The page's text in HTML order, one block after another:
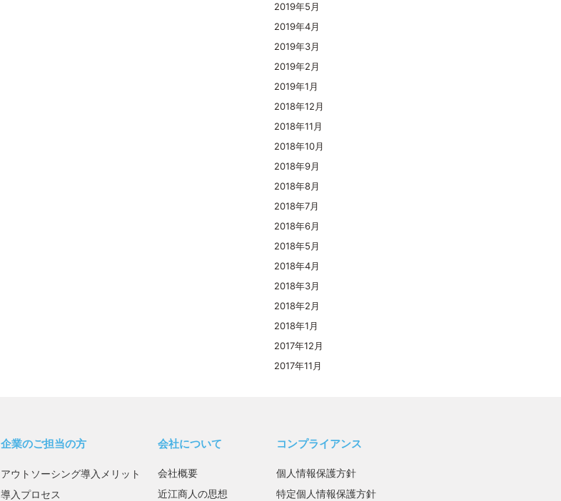
2019年5月
2019年4月
2019年3月
2019年2月
2019年1月
2018年12月
2018年11月
2018年10月
2018年9月
2018年8月
2018年7月
2018年6月
2018年5月
2018年4月
2018年3月
2018年2月
2018年1月
2017年12月
2017年11月
企業のご担当の方
アウトソーシング導入メリット
導入プロセス
会社について
会社概要
近江商人の思想
コンプライアンス
個人情報保護方針
特定個人情報保護方針